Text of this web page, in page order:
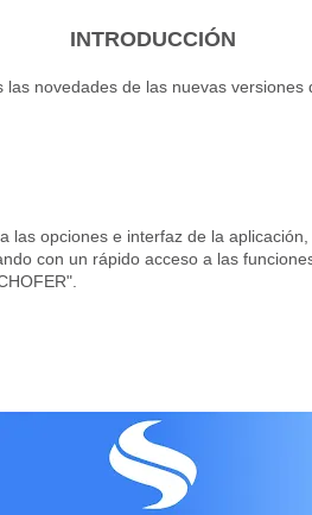
INTRODUCCIÓN
novedades de las nuevas
las opciones e interfaz de la
con un rápido acceso a las